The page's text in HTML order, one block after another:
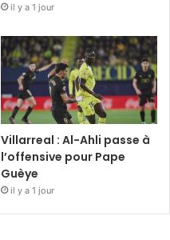
il y a 1 jour
Villarreal : Al-Ahli passe à
l’offensive pour Pape
Guèye
il y a 1 jour